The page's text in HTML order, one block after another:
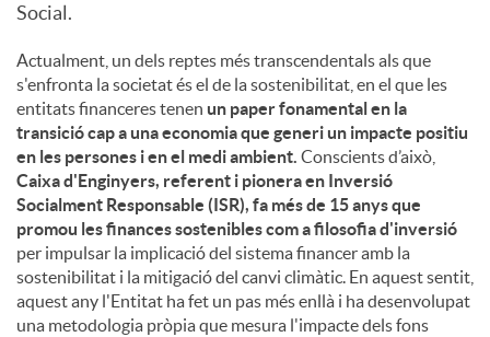
Social.
Actualment, un dels reptes més transcendentals als que
s'enfronta la societat és el de la sostenibilitat, en el que les
entitats financeres tenen un paper fonamental en la
transició cap a una economia que generi un impacte positiu
en les persones i en el medi ambient. Conscients d’això,
Caixa d'Enginyers, referent i pionera en Inversió
Socialment Responsable (ISR), fa més de 15 anys que
promou les finances sostenibles com a filosofia d'inversió
per impulsar la implicació del sistema financer amb la
sostenibilitat i la mitigació del canvi climàtic. En aquest sentit,
aquest any l'Entitat ha fet un pas més enllà i ha desenvolupat
una metodologia pròpia que mesura l'impacte dels fons